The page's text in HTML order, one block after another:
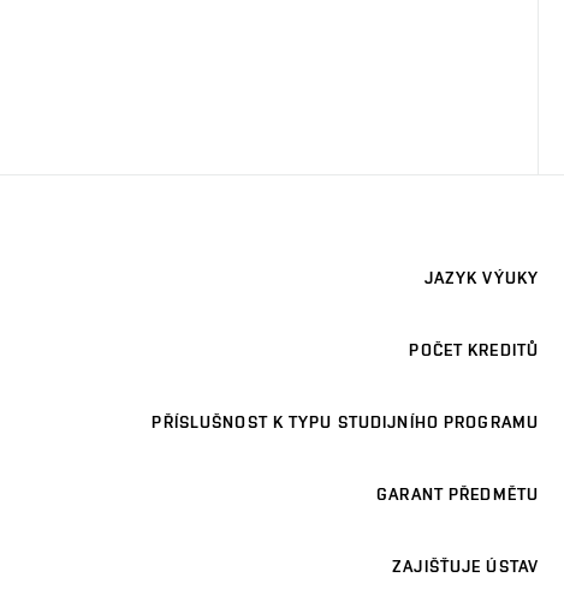
JAZYK VÝUKY
POČET KREDITŮ
PŘÍSLUŠNOST K TYPU STUDIJNÍHO PROGRAMU
GARANT PŘEDMĚTU
ZAJIŠŤUJE ÚSTAV